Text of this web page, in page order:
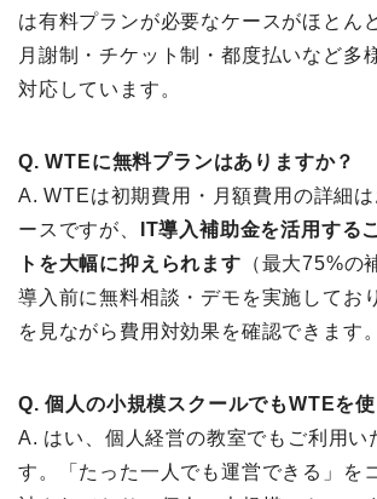
は有料プランが必要なケースがほとん
月謝制・チケット制・都度払いなど多
対応しています。
Q. WTEに無料プランはありますか？
A. WTEは初期費用・月額費用の詳細
ースですが、
IT導入補助金を活用する
トを大幅に抑えられます （最大75%の
導入前に無料相談・デモを実施してお
を見ながら費用対効果を確認できます。
Q. 個人の小規模スクールでもWTEを
A. はい、個人経営の教室でもご利用い
す。「たった一人でも運営できる」を